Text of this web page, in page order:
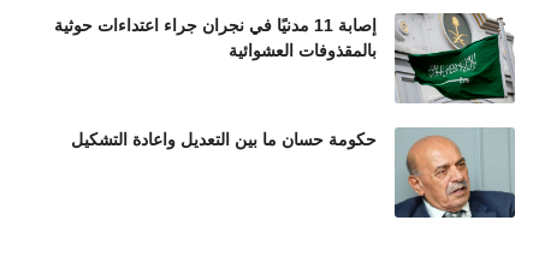
إصابة 11 مدنيًا في نجران جراء اعتداءات حوثية
بالمقذوفات العشوائية
حكومة حسان ما بين التعديل واعادة التشكيل